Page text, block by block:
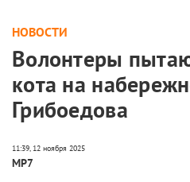
НОВОСТИ
Волонтеры
кота на
Грибоедова
МР7